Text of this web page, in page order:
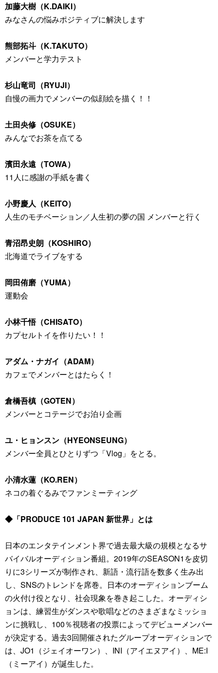
加藤大樹（K.DAIKI）
みなさんの悩みポジティブに解決します
熊部拓斗（K.TAKUTO）
メンバーと学力テスト
杉山竜司（RYUJI）
自慢の画力でメンバーの似顔絵を描く！！
土田央修（OSUKE）
みんなでお茶を点てる
濱田永遠（TOWA）
11人に感謝の手紙を書く
小野慶人（KEITO）
人生のモチベーション／人生初の夢の国 メンバーと行く
青沼昂史朗（KOSHIRO）
北海道でライブをする
岡田侑磨（YUMA）
運動会
小林千悟（CHISATO）
カプセルトイを作りたい！！
アダム・ナガイ（ADAM）
カフェでメンバーとはたらく！
倉橋吾槙（GOTEN）
メンバーとコテージでお泊り企画
ユ・ヒョンスン（HYEONSEUNG）
メンバー全員とひとりずつ「Vlog」をとる。
小清水蓮（KO.REN）
ネコの着ぐるみでファンミーティング
◆「PRODUCE 101 JAPAN 新世界」とは
日本のエンタテインメント界で過去最大級の規模となるサ
バイバルオーディション番組。2019年のSEASON1を皮切
りに3シリーズが制作され、新語・流行語を数多く生み出
し、SNSのトレンドを席巻。日本のオーディションブーム
の火付け役となり、社会現象を巻き起こした。オーディシ
ョンは、練習生がダンスや歌唱などのさまざまなミッショ
ンに挑戦し、100％視聴者の投票によってデビューメンバー
が決定する。過去3回開催されたグループオーディションで
は、JO1（ジェイオーワン）、INI（アイエヌアイ）、ME:I
（ミーアイ）が誕生した。